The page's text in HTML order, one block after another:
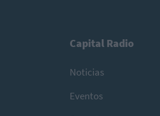
Capital Radio
Noticias
Eventos